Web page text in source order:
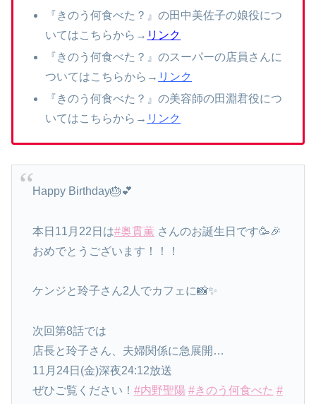
『きのう何食べた？』の田中美佐子の娘役につ
いてはこちらから→ リンク
『きのう何食べた？』のスーパーの店員さんに
ついてはこちらから→ リンク
『きのう何食べた？』の美容師の田淵君役につ
いてはこちらから→ リンク
Happy Birthday🎂💕
本日11月22日は#奥貫薫 さんのお誕生日です🥳🎉
おめでとうございます！！！
ケンジと玲子さん2人でカフェに📸✨
次回第8話では
店長と玲子さん、夫婦関係に急展開…
11月24日(金)深夜24:12放送
ぜひご覧ください！ #内野聖陽 #きのう何食べた #